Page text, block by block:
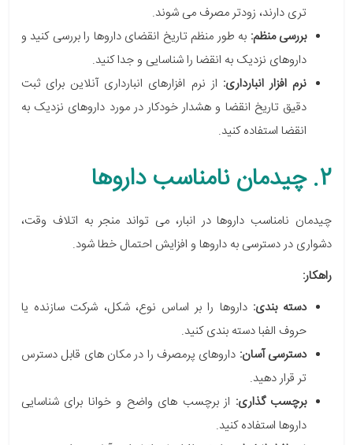
تری دارند، زودتر مصرف می شوند.
بررسی منظم: به طور منظم تاریخ انقضای داروها را بررسی کنید و
داروهای نزدیک به انقضا را شناسایی و جدا کنید.
نرم افزار انبارداری: از نرم افزارهای انبارداری آنلاین برای ثبت
دقیق تاریخ انقضا و هشدار خودکار در مورد داروهای نزدیک به
انقضا استفاده کنید.
2. چیدمان نامناسب داروها
چیدمان نامناسب داروها در انبار، می تواند منجر به اتلاف وقت،
دشواری در دسترسی به داروها و افزایش احتمال خطا شود.
راهکار:
دسته بندی: داروها را بر اساس نوع، شکل، شرکت سازنده یا
حروف الفبا دسته بندی کنید.
دسترسی آسان: داروهای پرمصرف را در مکان های قابل دسترس
تر قرار دهید.
برچسب گذاری: از برچسب های واضح و خوانا برای شناسایی
داروها استفاده کنید.